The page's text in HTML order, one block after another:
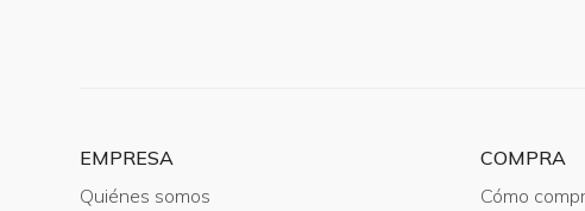
EMPRESA
Quiénes somos
COMPRA
Cómo